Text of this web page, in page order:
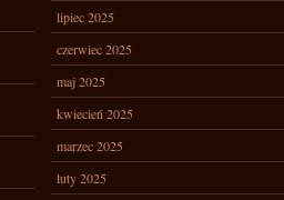
lipiec 2025
czerwiec 2025
maj 2025
kwiecień 2025
marzec 2025
luty 2025